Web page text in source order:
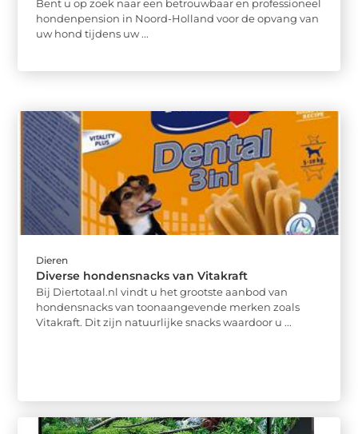
Bent u op zoek naar een betrouwbaar en professioneel
hondenpension in Noord-Holland voor de opvang van
uw hond tijdens uw ...
Dieren
Diverse hondensnacks van Vitakraft
Bij Diertotaal.nl vindt u het grootste aanbod van
hondensnacks van toonaangevende merken zoals
Vitakraft. Dit zijn natuurlijke snacks waardoor u ...